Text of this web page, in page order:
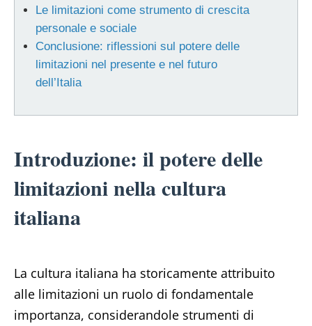
Le limitazioni come strumento di crescita
personale e sociale
Conclusione: riflessioni sul potere delle
limitazioni nel presente e nel futuro
dell’Italia
Introduzione: il potere delle
limitazioni nella cultura
italiana
La cultura italiana ha storicamente attribuito
alle limitazioni un ruolo di fondamentale
importanza, considerandole strumenti di